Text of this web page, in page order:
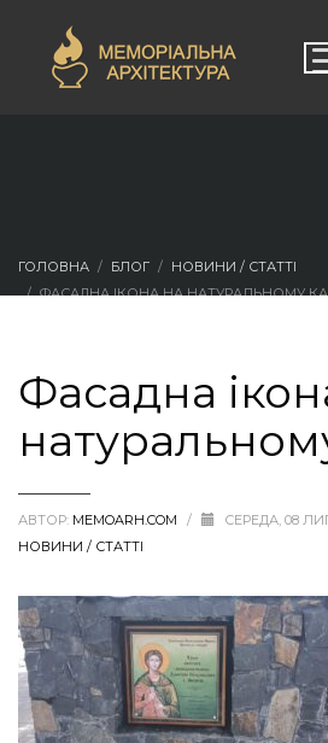
ГОЛОВНА БЛОГ
НОВИНИ / СТАТТІ
ФАСАДНА ІКОНА НА НАТУРАЛЬНОМУ
Фасадна
АВТОР: MEMOARH.COM / СЕРЕДА, 08
НОВИНИ / СТАТТІ